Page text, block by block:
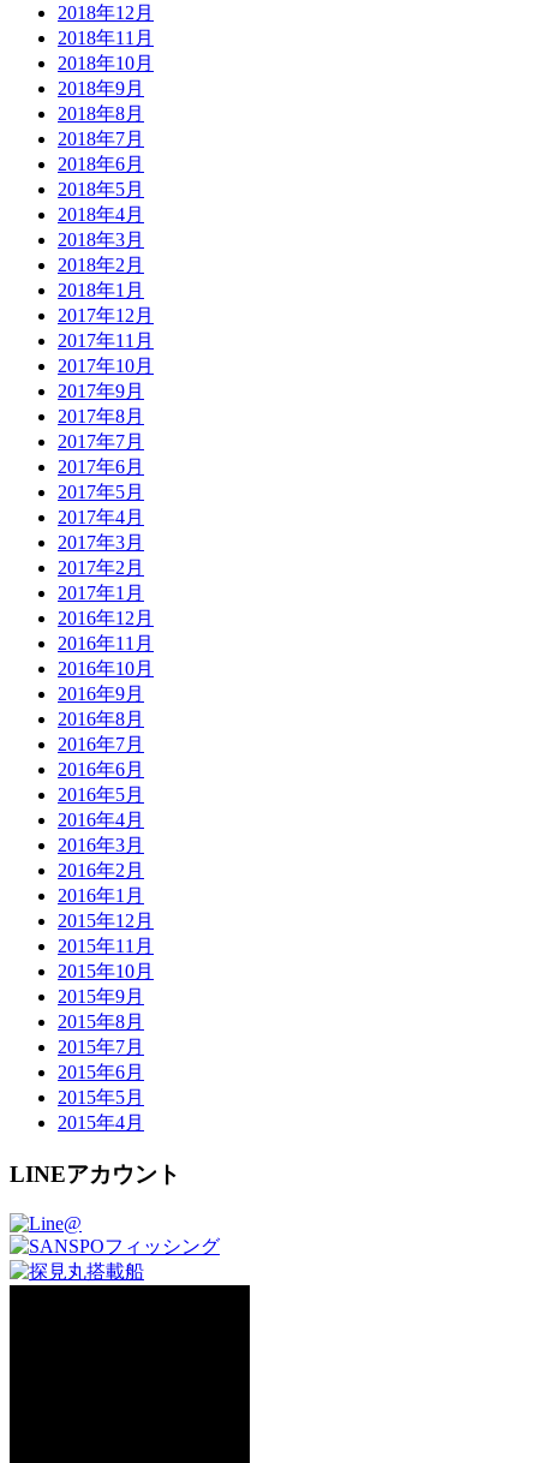
2018年12月
2018年11月
2018年10月
2018年9月
2018年8月
2018年7月
2018年6月
2018年5月
2018年4月
2018年3月
2018年2月
2018年1月
2017年12月
2017年11月
2017年10月
2017年9月
2017年8月
2017年7月
2017年6月
2017年5月
2017年4月
2017年3月
2017年2月
2017年1月
2016年12月
2016年11月
2016年10月
2016年9月
2016年8月
2016年7月
2016年6月
2016年5月
2016年4月
2016年3月
2016年2月
2016年1月
2015年12月
2015年11月
2015年10月
2015年9月
2015年8月
2015年7月
2015年6月
2015年5月
2015年4月
LINEアカウント